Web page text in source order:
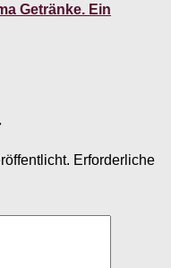
Getränke. Ein
Erforderliche